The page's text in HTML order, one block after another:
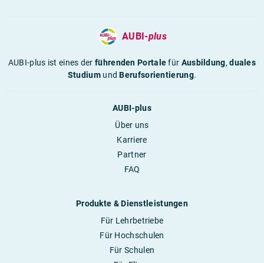
AUBI-plus
AUBI-plus ist eines derführenden Portalefür Ausbildung,duales
StudiumundBerufsorientierung.
AUBI-plus
Über uns
Karriere
Partner
FAQ
Produkte & Dienstleistungen
Für Lehrbetriebe
Für Hochschulen
Für Schulen